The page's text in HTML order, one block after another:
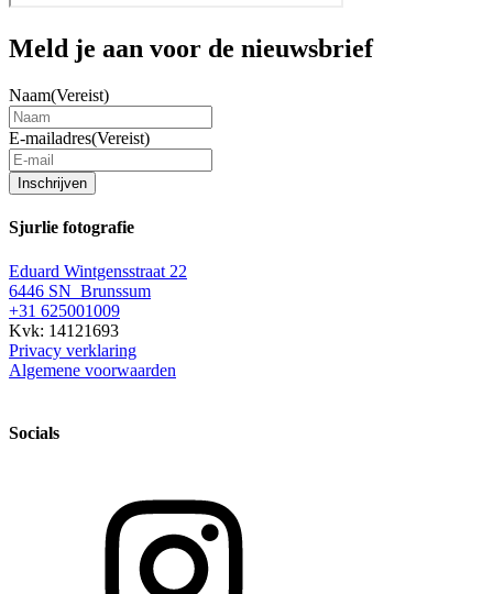
Meld je aan voor de nieuwsbrief
Naam(Vereist)
E-mailadres(Vereist)
Inschrijven
Sjurlie fotografie
Eduard Wintgensstraat 22
6446 SN Brunssum
+31 625001009
Kvk: 14121693
Privacy verklaring
Algemene voorwaarden
Socials